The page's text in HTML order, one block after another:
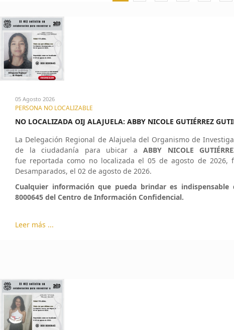
05 Agosto 2026
PERSONA NO LOCALIZABLE
NO LOCALIZADA OIJ ALAJUELA: ABBY NICOLE GUTIÉRREZ
La Delegación Regional de Alajuela del Organismo de
de la ciudadanía para ubicar aABBY NICOLE
fue reportada como no localizada el 05 de agosto de
Desamparados, el 02 de agosto de 2026.
Cualquier información que pueda brindar es
8000645 del Centro de Información Confidencial.
Leer más ...